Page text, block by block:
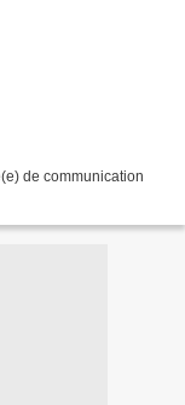
de communication